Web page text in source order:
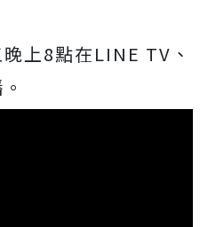
上8點在LINE TV、